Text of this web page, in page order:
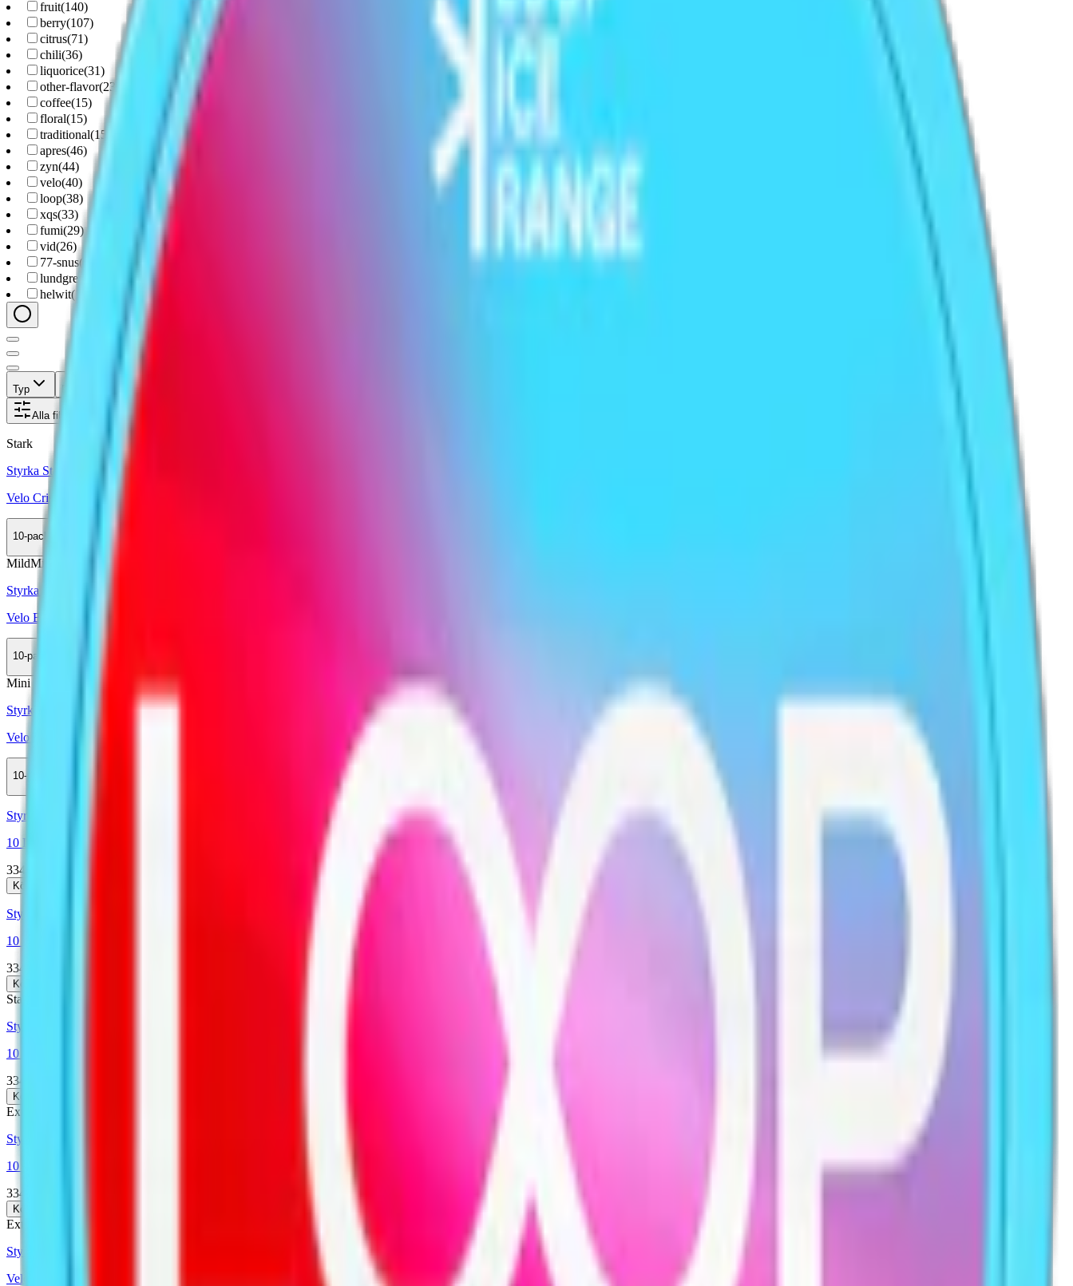
fruit(140)
berry(107)
citrus(71)
chili(36)
liquorice(31)
other-flavor(23
coffee(15)
floral(15)
traditional(15
apres(46)
zyn(44)
velo(40)
loop(38)
xqs(33)
fumi(29)
vid(26)
77-snus(
lundgrens
helwit(17
Typ Styrka
Alla filter
Stark
Styrka Stark · Slim
Velo Crispy Peppermint 3
10-pack
MildMini
Styrka Mild · Mini
Velo Bright Spearmint Mini
10-pack
Mini
Styrka Normal · Mini
Velo Purple Grape Mini
10-pack
Styrka Normal · Large
10 Lundgrens Skåne + 1 Aros Dagg
334 kr
Köp
Styrka Normal · Large
10 Lundgrens Vit + 1 Aros Skugga
334 kr
Köp
Stark
Styrka Stark · Large
10 Lundgrens Vit Stark + 1 Skugga Stark
334 kr
Köp
Extra Stark
Styrka Extra Stark · Large
10 Lundgrens Skåne Stark + 1 Aros Frostnatt
334 kr
Köp
Extra Stark
Styrka Extra Stark · Slim
Velo Freezing Peppermint 17